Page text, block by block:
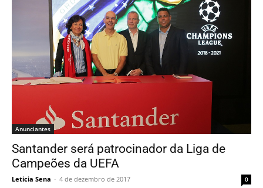
Anunciantes
Santander será patrocinador da Liga de
Campeões da UEFA
Leticia Sena - 4 de dezembro de 2017 0